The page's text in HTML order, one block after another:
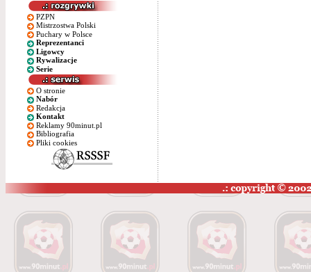
PZPN
Mistrzostwa Polski
Puchary w Polsce
Reprezentanci
Ligowcy
Rywalizacje
Serie
O stronie
Nabór
Redakcja
Kontakt
Reklamy 90minut.pl
Bibliografia
Pliki cookies